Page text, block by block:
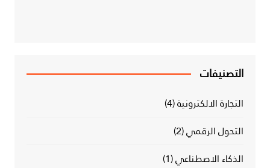
التصنيفات
التجارة الالكترونية(4)
التحول الرقمي(2)
الذكاء الاصطناعي(1)